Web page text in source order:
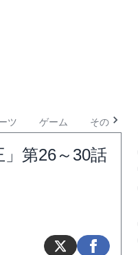
ツ ゲーム その他
第26～30話